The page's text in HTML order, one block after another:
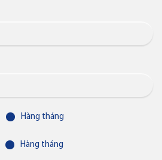
Hàng tháng
Hàng tháng
Thẻ tín dụng BVBank JCB